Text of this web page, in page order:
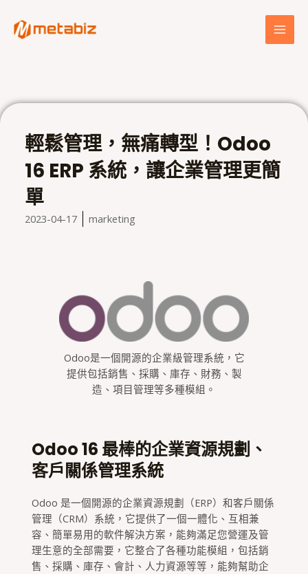
輕鬆管理，無痛轉型！Odoo
16 ERP 系統，讓企業管理更簡
單
2023-04-17 marketing
Odoo是一個開源的企業級管理系統，它
提供包括銷售、採購、庫存、財務、製
造、項目管理等多種模組。
Odoo 16 最棒的企業資源規劃、
客戶關係管理系統
Odoo 是一個開源的企業資源規劃（ERP）和客戶關係
管理（CRM）系統，它提供了一個一體化、互相兼
容、簡單易用的軟件解決方案，能夠滿足您營運及管
理生意的全部需要，它整合了各種功能模組，包括銷
售、採購、庫存、會計、人力資源等等，能夠幫助企